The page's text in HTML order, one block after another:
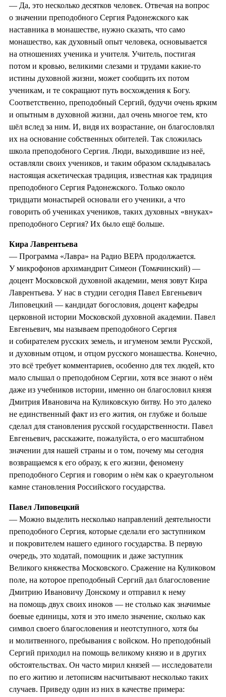
— Да, это несколько десятков человек. Отвечая на вопрос
о значении преподобного Сергия Радонежского как
наставника в монашестве, нужно сказать, что само
монашество, как духовный опыт человека, основывается
на отношениях ученика и учителя. Учитель, постигая
потом и кровью, великими слезами и трудами какие-то
истины духовной жизни, может сообщить их потом
ученикам, и те сокращают путь восхождения к Богу.
Соответственно, преподобный Сергий, будучи очень ярким
и опытным в духовной жизни, дал очень многое тем, кто
шёл вслед за ним. И, видя их возрастание, он благословлял
их на основание собственных обителей. Так сложилась
школа преподобного Сергия. Люди, выходившие из неё,
оставляли своих учеников, и таким образом складывалась
настоящая аскетическая традиция, известная как традиция
преподобного Сергия Радонежского. Только около
тридцати монастырей основали его ученики, а что
говорить об учениках учеников, таких духовных «внуках»
преподобного Сергия? Их было ещё больше.
Кира Лаврентьева
— Программа «Лавра» на Радио ВЕРА продолжается.
У микрофонов архимандрит Симеон (Томачинский) —
доцент Московской духовной академии, меня зовут Кира
Лаврентьева. У нас в студии сегодня Павел Евгеньевич
Липовецкий — кандидат богословия, доцент кафедры
церковной истории Московской духовной академии. Павел
Евгеньевич, мы называем преподобного Сергия
и собирателем русских земель, и игуменом земли Русской,
и духовным отцом, и отцом русского монашества. Конечно,
это всё требует комментариев, особенно для тех людей, кто
мало слышал о преподобном Сергии, хотя все знают о нём
даже из учебников истории, именно он благословил князя
Дмитрия Ивановича на Куликовскую битву. Но это далеко
не единственный факт из его жития, он глубже и больше
сделал для становления русской государственности. Павел
Евгеньевич, расскажите, пожалуйста, о его масштабном
значении для нашей страны и о том, почему мы сегодня
возвращаемся к его образу, к его жизни, феномену
преподобного Сергия и говорим о нём как о краеугольном
камне становления Российского государства.
Павел Липовецкий
— Можно выделить несколько направлений деятельности
преподобного Сергия, которые сделали его заступником
и покровителем нашего единого государства. В первую
очередь, это ходатай, помощник и даже заступник
Великого княжества Московского. Сражение на Куликовом
поле, на которое преподобный Сергий дал благословение
Дмитрию Ивановичу Донскому и отправил к нему
на помощь двух своих иноков — не столько как значимые
боевые единицы, хотя и это имело значение, сколько как
символ своего благословения и неотступного, хотя бы
и молитвенного, пребывания с войском. Но преподобный
Сергий приходил на помощь великому князю и в других
обстоятельствах. Он часто мирил князей — исследователи
по его житию и летописям насчитывают несколько таких
случаев. Приведу один из них в качестве примера: